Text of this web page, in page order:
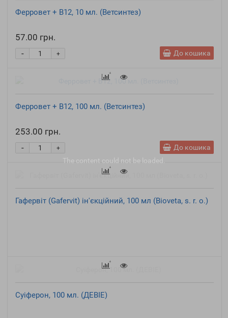
The content could not be loaded.
Ферровет + B12, 10 мл. (Ветсинтез)
57.00 грн.
+
- До кошика
Ферровет + B12, 100 мл. (Ветсинтез)
253.00 грн.
+
- До кошика
Гафервіт (Gafervit) ін'єкційний, 100 мл (Bioveta, s. r. o.)
Суіферон, 100 мл. (ДЕВІЕ)